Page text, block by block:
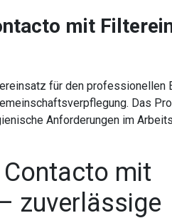
mit
für den professionellen
Das
Anforderungen im
mit
zuverlässige